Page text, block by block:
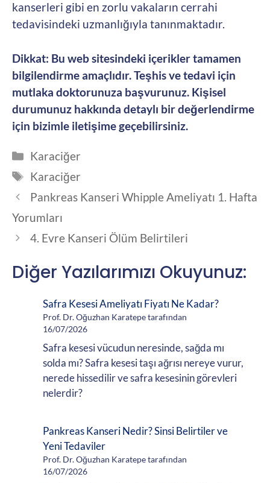
kanserleri gibi en zorlu vakaların cerrahi
tedavisindeki uzmanlığıyla tanınmaktadır.
Dikkat: Bu web sitesindeki içerikler tamamen
bilgilendirme amaçlıdır. Teşhis ve tedavi için
mutlaka doktorunuza başvurunuz. Kişisel
durumunuz hakkında detaylı bir değerlendirme
için bizimle iletişime geçebilirsiniz.
Kategoriler
Karaciğer
Etiketler
Karaciğer
Pankreas Kanseri Whipple Ameliyatı 1. Hafta
Yorumları
4. Evre Kanseri Ölüm Belirtileri
Diğer Yazılarımızı Okuyunuz:
Safra Kesesi Ameliyatı Fiyatı Ne Kadar?
Prof. Dr. Oğuzhan Karatepe tarafından
16/07/2026
Safra kesesi vücudun neresinde, sağda mı
solda mı? Safra kesesi taşı ağrısı nereye vurur,
nerede hissedilir ve safra kesesinin görevleri
nelerdir?
Pankreas Kanseri Nedir? Sinsi Belirtiler ve
Yeni Tedaviler
Prof. Dr. Oğuzhan Karatepe tarafından
16/07/2026